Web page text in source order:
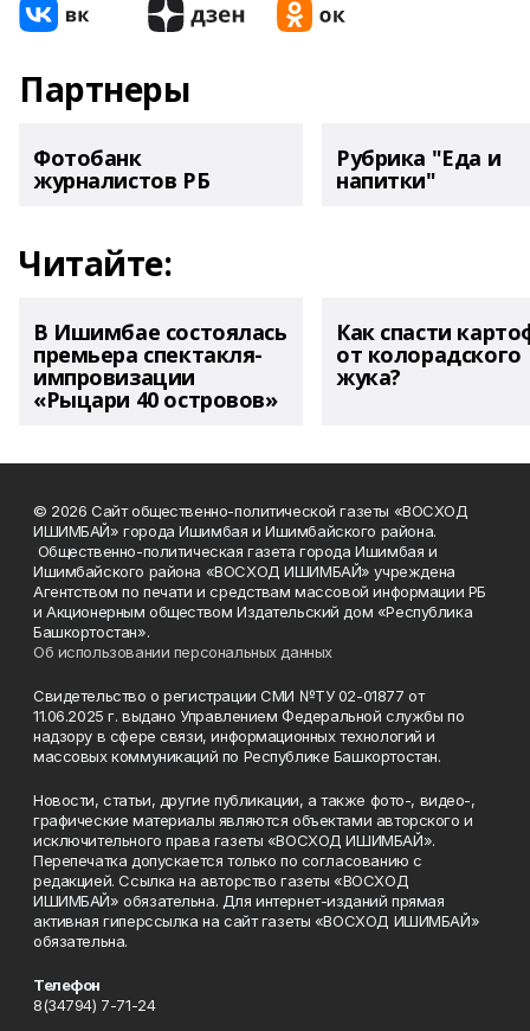
Партнеры
Фотобанк
журналистов РБ
Рубрика "Еда и
напитки"
Читайте:
В Ишимбае состоялась
премьера спектакля-
импровизации
«Рыцари 40 островов»
Как спасти
от колорадского
жука?
© 2026 Сайт общественно-политической газеты «ВОСХОД
ИШИМБАЙ» города Ишимбая и Ишимбайского района.
Общественно-политическая газета города Ишимбая и
Ишимбайского района «ВОСХОД ИШИМБАЙ» учреждена
Агентством по печати и средствам массовой информации РБ
и Акционерным обществом Издательский дом «Республика
Башкортостан».
Об использовании персональных данных
Свидетельство о регистрации СМИ №ТУ 02-01877 от
11.06.2025 г. выдано Управлением Федеральной службы по
надзору в сфере связи, информационных технологий и
массовых коммуникаций по Республике Башкортостан.
Новости, статьи, другие публикации, а также фото-, видео-,
графические материалы являются объектами авторского и
исключительного права газеты «ВОСХОД ИШИМБАЙ».
Перепечатка допускается только по согласованию с
редакцией. Ссылка на авторство газеты «ВОСХОД
ИШИМБАЙ» обязательна. Для интернет-изданий прямая
активная гиперссылка на сайт газеты «ВОСХОД ИШИМБАЙ»
обязательна.
Телефон
8(34794) 7-71-24